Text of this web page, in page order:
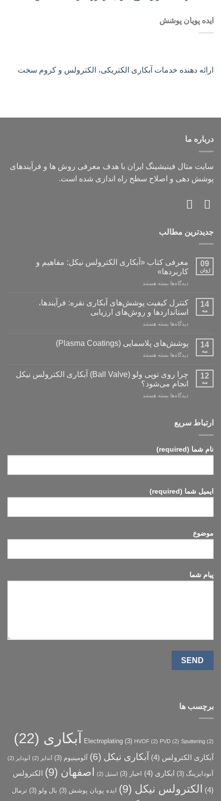
ایده پویان پوشش
ارائه دهنده خدمات آبکاری الکتریکی، الکترولس و کروم سخت
درباره ما
سایت متال فینیشینگ ایران با هدف معرفی روش ها و فرآیندهای
پوشش دهی و اصلاح سطح راه اندازی شده است.
جدیدترین مطالب
09
ژوئن
معرفی کتاب «آبکاری الکترولس نیکل: مفاهیم و
کاربردها»
دیدگاه‌ها برای
کتاب
«آبکاری
الکترولس
نیکل:
بسته هستند
14
مه
کنترل کیفیت پوشش‌های آبکاری نقره: فرآیندها،
استانداردها و روش‌های ارزیابی
دیدگاه‌ها برای
کیفیت
پوشش‌های
آبکاری
فرآیندها،
استانداردها
روش‌های
بسته هستند
14
مه
پوشش‌های پلاسمایی (Plasma Coatings)
دیدگاه‌ها برای
(Plasma
Coatings)
بسته هستند
12
مه
چرا روی توپی‌ ولو (Ball Valve) آبکاری الکترولس نیکل
انجام می‌شود؟
دیدگاه‌ها برای
آبکاری
بسته هستند
ارتباط سریع
نام شما (required)
ایمیل شما (required)
موضوع
پیام شما
برچسب ها
Electroplating (3) HVOF (2) PVD (2) Sputtering (2) آبکاری (22)
آبکاری الکترولس (4) آبکاری نیکل (6) آلومینیوم (3) آندایز (2) آنودایز (2)
آنودایزینگ (3) ابکاری (4) اخبار (3) استیل (2) اصفهان (9)
الکترولس
(4)
الکترولس نیکل (9) ایده پویان پوشش (3) بال ولو (3) ترمال